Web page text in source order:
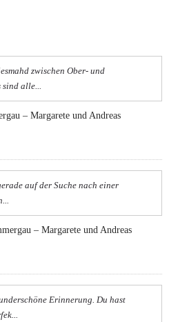
zwischen Ober- und
alle...
– Margarete und Andreas
auf der Suche nach einer
– Margarete und Andreas
Erinnerung. Du hast